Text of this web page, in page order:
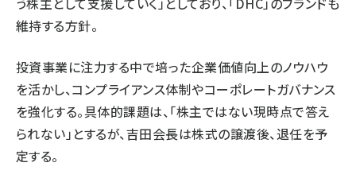
維持する方針。
投資事業に注力する中で培った企業価値向上のノウハウ
を活かし、コンプライアンス体制やコーポレートガバナンス
を強化する。具体的課題は、「株主ではない現時点で答え
られない」とするが、吉田会長は株式の譲渡後、退任を予
定する。